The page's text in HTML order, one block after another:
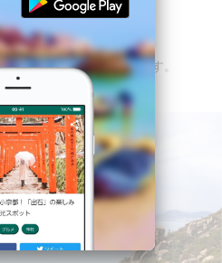
、少し脚がプルプルします。